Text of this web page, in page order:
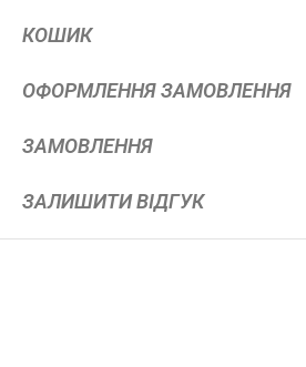
КОШИК
ОФОРМЛЕННЯ ЗАМОВЛЕННЯ
ЗАМОВЛЕННЯ
ЗАЛИШИТИ ВІДГУК